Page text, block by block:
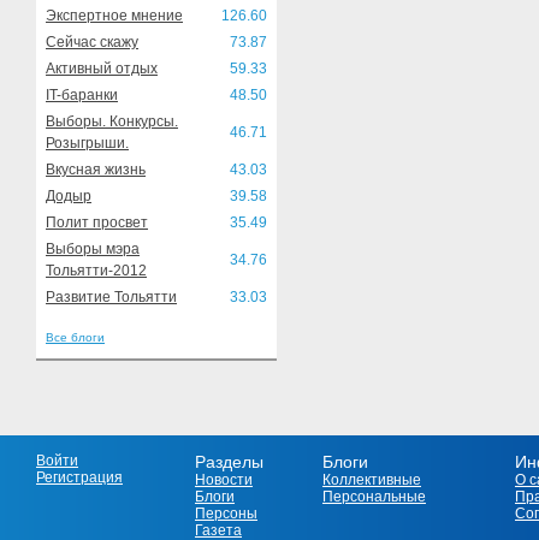
Экспертное мнение
126.60
Сейчас скажу
73.87
Активный отдых
59.33
IT-баранки
48.50
Выборы. Конкурсы.
Розыгрыши.
46.71
Вкусная жизнь
43.03
Додыр
39.58
Полит просвет
35.49
Выборы мэра
Тольятти-2012
34.76
Развитие Тольятти 33.03
Все блоги
Войти
Регистрация
Разделы
Новости
Блоги
Персоны
Газета
Блоги
Коллективные
Персональные
О